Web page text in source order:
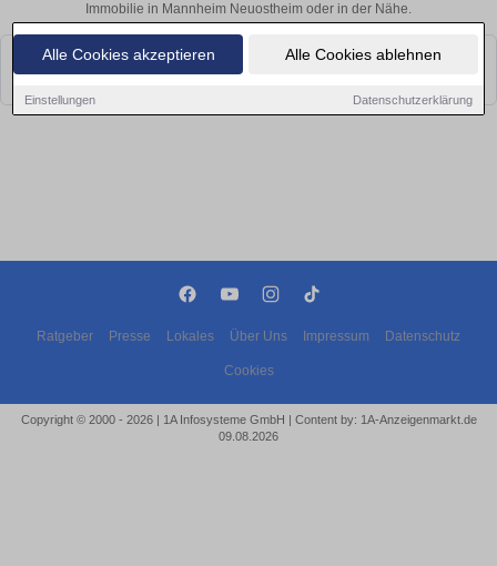
Alle Cookies akzeptieren Alle Cookies ablehnen
Einstellungen Datenschutzerklärung
Immobilie in Mannheim Neuostheim oder in der Nähe.
Leider konnten wir derzeit keine passenden Objekte finden. Schauen Sie
bald wieder vorbei!
Ratgeber Presse Lokales Über Uns Impressum Datenschutz
Cookies
Copyright © 2000 - 2026 | 1A Infosysteme GmbH | Content by: 1A-Anzeigenmarkt.de
09.08.2026